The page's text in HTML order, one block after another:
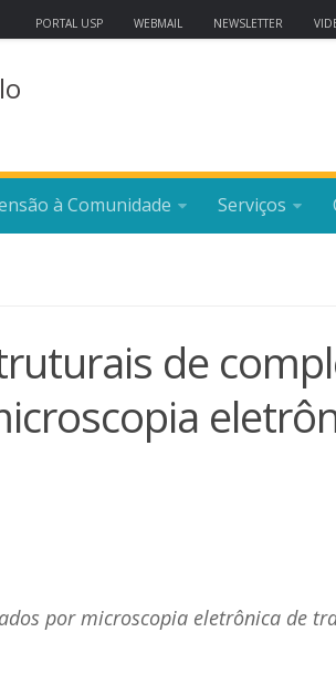
PORTAL USP WEBMAIL NEWSLETTER
à Comunidade Serviços
de
por microscopia eletrônica de